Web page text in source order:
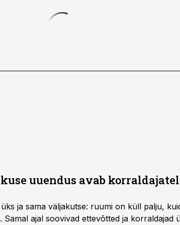
uuendus avab
ja sama väljakutse: ruumi on küll palju,
ajal soovivad ettevõtted ja korraldajad